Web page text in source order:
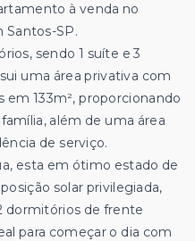
à venda no
Santos-SP.
sendo 1 suíte e 3
uma área privativa com
133m², proporcionando
além de uma área
de serviço.
esta em ótimo estado de
solar privilegiada,
dormitórios de frente
para começar o dia com